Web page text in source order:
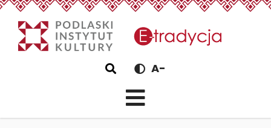
eTradycjaMobilna
Szukaj A-